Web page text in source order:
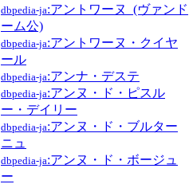
dbpedia-ja:アントワーヌ_(ヴァンド
ーム公)
dbpedia-ja:アントワーヌ・クイヤ
ール
dbpedia-ja:アンナ・デステ
dbpedia-ja:アンヌ・ド・ピスル
ー・デイリー
dbpedia-ja:アンヌ・ド・ブルター
ニュ
dbpedia-ja:アンヌ・ド・ボージュ
ー